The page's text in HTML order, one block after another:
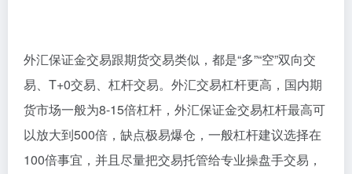
外汇保证金交易跟期货交易类似，都是“多”“空”双向交
易、T+0交易、杠杆交易。外汇交易杠杆更高，国内期
货市场一般为8-15倍杠杆，外汇保证金交易杠杆最高可
以放大到500倍，缺点极易爆仓，一般杠杆建议选择在
100倍事宜，并且尽量把交易托管给专业操盘手交易，